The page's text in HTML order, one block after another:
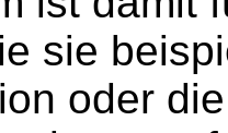
sie
oder